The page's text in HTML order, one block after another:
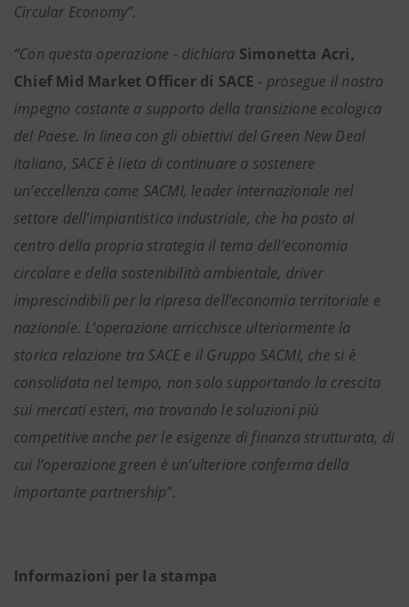
Circular Economy”.
“Con questa operazione - dichiara Simonetta Acri,
Chief Mid Market Officer di SACE - prosegue il nostro
impegno costante a supporto della transizione ecologica
del Paese. In linea con gli obiettivi del Green New Deal
italiano, SACE è lieta di continuare a sostenere
un’eccellenza come SACMI, leader internazionale nel
settore dell’impiantistica industriale, che ha posto al
centro della propria strategia il tema dell’economia
circolare e della sostenibilità ambientale, driver
imprescindibili per la ripresa dell’economia territoriale e
nazionale. L’operazione arricchisce ulteriormente la
storica relazione tra SACE e il Gruppo SACMI, che si è
consolidata nel tempo, non solo supportando la crescita
sui mercati esteri, ma trovando le soluzioni più
competitive anche per le esigenze di finanza strutturata, di
cui l’operazione green è un’ulteriore conferma della
importante partnership”.
Informazioni per la stampa